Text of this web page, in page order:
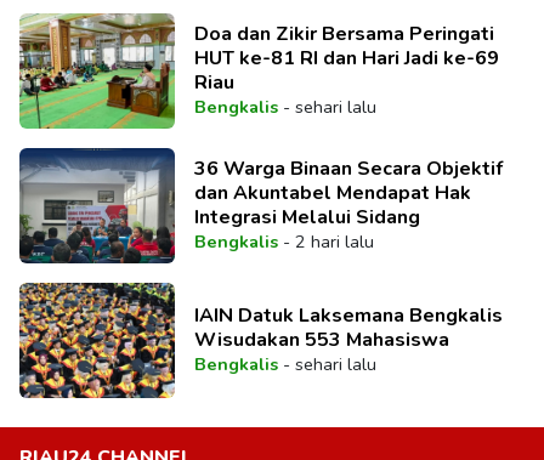
Doa dan Zikir Bersama Peringati
HUT ke-81 RI dan Hari Jadi ke-69
Riau
Bengkalis- sehari lalu
36 Warga Binaan Secara Objektif
dan Akuntabel Mendapat Hak
Integrasi Melalui Sidang
Bengkalis- 2 hari lalu
IAIN Datuk Laksemana Bengkalis
Wisudakan 553 Mahasiswa
Bengkalis- sehari lalu